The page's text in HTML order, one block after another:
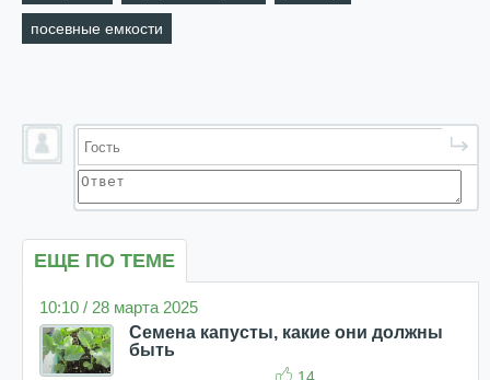
посевные емкости
ЕЩЕ ПО ТЕМЕ
10:10 / 28 марта 2025
Семена капусты, какие они должны
быть